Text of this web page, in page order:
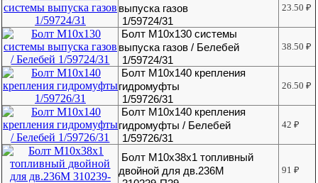
выпуска газов
1/59724/31
23.50₽
Болт М10х130 системы
выпуска газов / Белебей
1/59724/31
38.50₽
Болт М10х140 крепления
гидромуфты
1/59726/31
26.50₽
Болт М10х140 крепления
гидромуфты / Белебей
1/59726/31
42₽
Болт М10х38х1 топливный
двойной для дв.236М
91₽